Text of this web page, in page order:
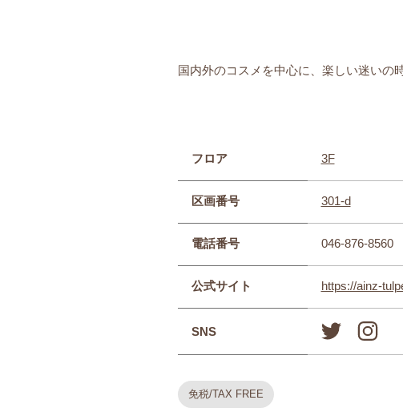
国内外のコスメを中心に、楽しい迷いの
フロア 3F
区画番号 301-d
電話番号 046-876-8560
公式サイト https://ainz-
SNS
免税/TAX FREE